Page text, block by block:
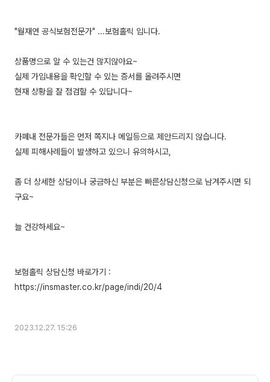
"월재연 공식보험전문가" ...보험홀릭 입니다.
상품명으로 알 수 있는건 많지않아요~
실제 가입내용을 확인할 수 있는 증서를 올려주시면
현재 상황을 잘 점검할 수 있답니다~
카페내 전문가들은 먼저 쪽지나 메일등으로 제안드리지 않습니다.
실제 피해사례들이 발생하고 있으니 유의하시고,
좀 더 상세한 상담이나 궁금하신 부분은 빠른상담신청으로 남겨주시면 되
구요~
늘 건강하세요~
보험홀릭 상담신청 바로가기 :
https://insmaster.co.kr/page/indi/20/4
2023.12.27. 15:26